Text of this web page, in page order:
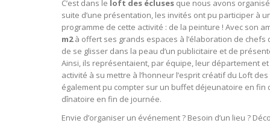
C’est dans le loft des écluses que nous avons
suite d’une présentation, les invités ont pu participer à
programme de cette activité : de la peinture ! Avec son
m2à offert ses grands espaces à l’élaboration de chefs
de se glisser dans la peau d’un publicitaire et de
Ainsi, ils représentaient, par équipe, leur département
activité à su mettre à l’honneur l’esprit créatif du Loft
également pu compter sur un buffet déjeunatoire en fin
dînatoire en fin de journée.
Envie d’organiser un événement ? Besoin d’un lieu ?